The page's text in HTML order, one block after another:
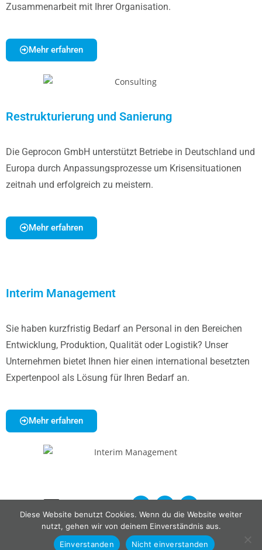
Zusammenarbeit mit Ihrer Organisation.
Mehr erfahren
Restrukturierung und Sanierung
Die Geprocon GmbH unterstützt Betriebe in Deutschland und
Europa durch Anpassungsprozesse um Krisensituationen
zeitnah und erfolgreich zu meistern.
Mehr erfahren
Interim Management
Sie haben kurzfristig Bedarf an Personal in den Bereichen
Entwicklung, Produktion, Qualität oder Logistik? Unser
Unternehmen bietet Ihnen hier einen international besetzten
Expertenpool als Lösung für Ihren Bedarf an.
Mehr erfahren
Diese Website benutzt Cookies. Wenn du die Website weiter
nutzt, gehen wir von deinem Einverständnis aus.
Einverstanden
Nicht einverstanden